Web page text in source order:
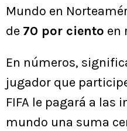
Mundo en
de 70 por ciento en
En números,
jugador que
FIFA le pagará a las
mundo una suma